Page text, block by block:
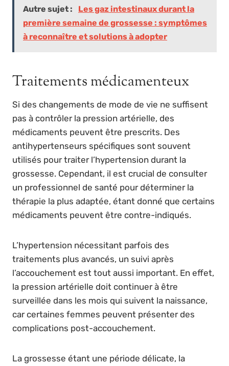
Autre sujet :
Les gaz intestinaux durant la
première semaine de grossesse : symptômes
à reconnaître et solutions à adopter
Traitements médicamenteux
Si des changements de mode de vie ne suffisent
pas à contrôler la pression artérielle, des
médicaments peuvent être prescrits. Des
antihypertenseurs spécifiques sont souvent
utilisés pour traiter l’hypertension durant la
grossesse. Cependant, il est crucial de consulter
un professionnel de santé pour déterminer la
thérapie la plus adaptée, étant donné que certains
médicaments peuvent être contre-indiqués.
L’hypertension nécessitant parfois des
traitements plus avancés, un suivi après
l’accouchement est tout aussi important. En effet,
la pression artérielle doit continuer à être
surveillée dans les mois qui suivent la naissance,
car certaines femmes peuvent présenter des
complications post-accouchement.
La grossesse étant une période délicate, la